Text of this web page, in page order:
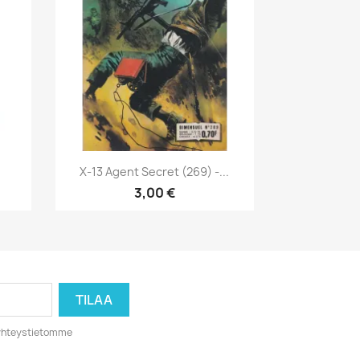
Pikakatselu
X-13 Agent Secret (269) -...
3,00 €